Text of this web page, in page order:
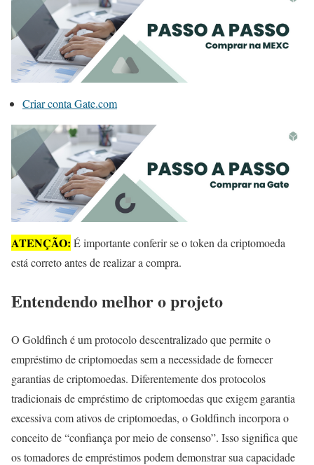
Criar conta Gate.com
ATENÇÃO: É importante conferir se o token da criptomoeda
está correto antes de realizar a compra.
Entendendo melhor o projeto
O Goldfinch é um protocolo descentralizado que permite o
empréstimo de criptomoedas sem a necessidade de fornecer
garantias de criptomoedas. Diferentemente dos protocolos
tradicionais de empréstimo de criptomoedas que exigem garantia
excessiva com ativos de criptomoedas, o Goldfinch incorpora o
conceito de “confiança por meio de consenso”. Isso significa que
os tomadores de empréstimos podem demonstrar sua capacidade